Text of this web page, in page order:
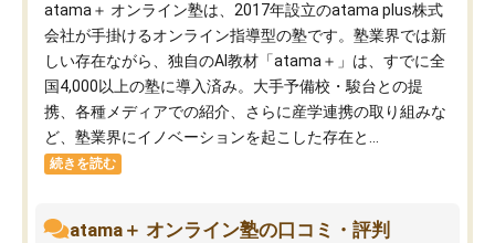
atama＋ オンライン塾は、2017年設立のatama plus株式
会社が手掛けるオンライン指導型の塾です。塾業界では新
しい存在ながら、独自のAI教材「atama＋」は、すでに全
国4,000以上の塾に導入済み。大手予備校・駿台との提
携、各種メディアでの紹介、さらに産学連携の取り組みな
ど、塾業界にイノベーションを起こした存在と...
続きを読む
atama＋ オンライン塾の口コミ・評判